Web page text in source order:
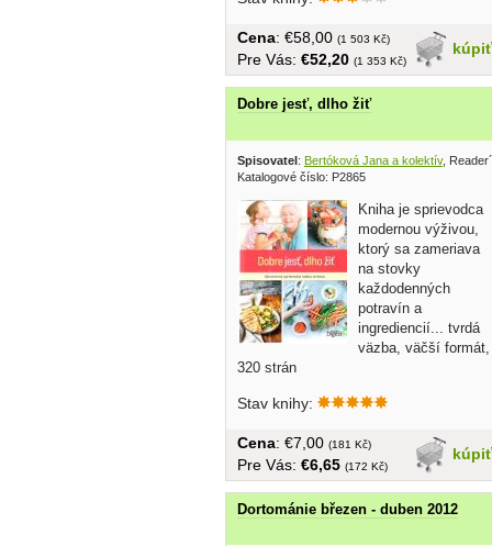
kúpiť
Cena: €58,00 (1 503 Kč)
Pre Vás: €52,20 (1 353 Kč)
Dobre jesť, dlho žiť
Spisovatel: Bertóková Jana a kolektív,
Katalogové číslo: P2865
Kniha je sprievodca
modernou výživou,
ktorý sa zameriava
na stovky
každodenných
potravín a
ingrediencií... tvrdá
väzba, väčší formát,
320 strán
Stav knihy:
kúpiť
Cena: €7,00 (181 Kč)
Pre Vás: €6,65 (172 Kč)
Dortománie březen - duben 2012